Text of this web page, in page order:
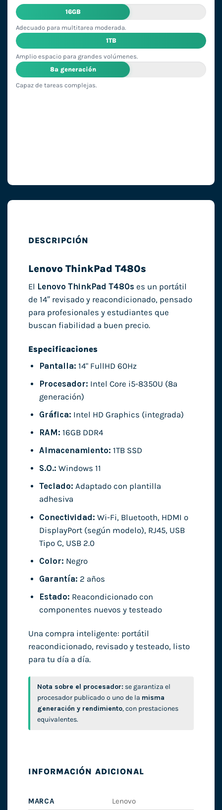
16GB
Adecuado para multitarea moderada.
1TB
Amplio espacio para grandes volúmenes.
8ª generación
Capaz de tareas complejas.
DESCRIPCIÓN
Lenovo ThinkPad T480s
El Lenovo ThinkPad T480s es un portátil
de 14″ revisado y reacondicionado, pensado
para profesionales y estudiantes que
buscan fiabilidad a buen precio.
Especificaciones
Pantalla: 14" FullHD 60Hz
Procesador: Intel Core i5-8350U (8ª
generación)
Gráfica: Intel HD Graphics (integrada)
RAM: 16GB DDR4
Almacenamiento: 1TB SSD
S.O.: Windows 11
Teclado: Adaptado con plantilla
adhesiva
Conectividad: Wi-Fi, Bluetooth, HDMI o
DisplayPort (según modelo), RJ45, USB
Tipo C, USB 2.0
Color: Negro
Garantía: 2 años
Estado: Reacondicionado con
componentes nuevos y testeado
Una compra inteligente: portátil
reacondicionado, revisado y testeado, listo
para tu día a día.
Nota sobre el procesador: se garantiza el
procesador publicado o uno de la misma
generación y rendimiento, con prestaciones
equivalentes.
INFORMACIÓN ADICIONAL
MARCA
Lenovo